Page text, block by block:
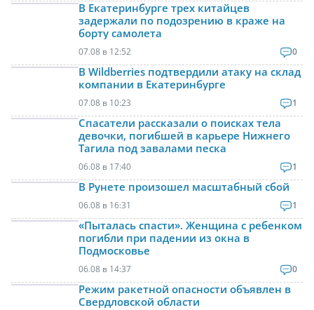
В Екатеринбурге трех китайцев
задержали по подозрению в краже на
борту самолета
07.08 в 12:52 0
В Wildberries подтвердили атаку на склад
компании в Екатеринбурге
07.08 в 10:23 1
Спасатели рассказали о поисках тела
девочки, погибшей в карьере Нижнего
Тагила под завалами песка
06.08 в 17:40 1
В Рунете произошел масштабный сбой
06.08 в 16:31 1
«Пыталась спасти». Женщина с ребенком
погибли при падении из окна в
Подмосковье
06.08 в 14:37 0
Режим ракетной опасности объявлен в
Свердловской области